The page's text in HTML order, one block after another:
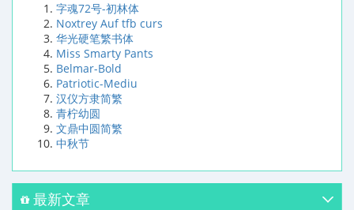
字魂72号-初林体
Noxtrey Auf tfb curs
华光硬笔繁书体
Miss Smarty Pants
Belmar-Bold
Patriotic-Mediu
汉仪方隶简繁
青柠幼圆
文鼎中圆简繁
中秋节
最新文章